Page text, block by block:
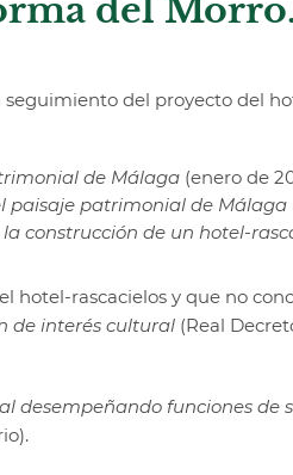
del Morro.
seguimiento del proyecto del
de Málaga (enero de
paisaje patrimonial de Málaga
construcción de un hotel-
hotel-rascacielos y que no
de interés cultural (Real
desempeñando funciones de